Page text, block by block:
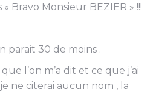
Bravo Monsieur BEZIER » !!!
parait 30 de moins .
l’on m’a dit et ce que j’ai
ne citerai aucun nom , la